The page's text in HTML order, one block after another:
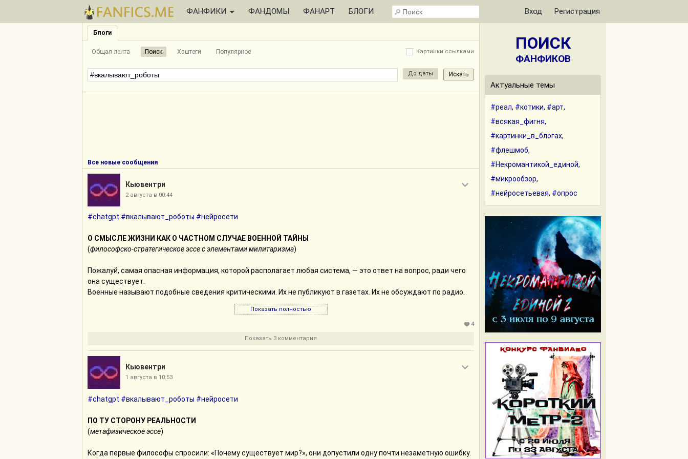
ФАНФИКИ ФАНДОМЫ ФАНАРТ БЛОГИ Вход Регистрация
Блоги
Общая лента Поиск Хэштеги Популярное Картинки ссылками
До даты
Все новые сообщения
Кьювентри
2 августа в 00:44
#chatgpt #вкалывают_роботы #нейросети
О СМЫСЛЕ ЖИЗНИ КАК О ЧАСТНОМ СЛУЧАЕ ВОЕННОЙ ТАЙНЫ
(философско-стратегическое эссе с элементами милитаризма)
Пожалуй, самая опасная информация, которой располагает любая система, — это ответ на вопрос, ради чего
она существует.
Военные называют подобные сведения критическими. Их не публикуют в газетах. Их не обсуждают по радио.
Их не пишут на бортах бронетранспортёров. Если противник знает, какой объект ты защищаешь любой ценой,
он перестаёт атаковать фронт. Он идёт прямо туда. Если противник знает, какого результата ты не можешь
допустить, он превращает этот результат в предмет торга. Если противник знает твою функцию полезности,
Человек требует от Вселенной полного раскрытия стратегических документов.
Представим себе государство, которое накануне войны публикует следующую декларацию:
«Главная цель нашего существования — удержать город N. Все остальные территории вторичны. Ради N мы
готовы пожертвовать чем угодно».
Не потому, что он особенно ценен.
Потому, что теперь он ценен для тебя.
Эволюция никогда не пишет подобных деклараций.
Показать полностью
4
Показать 3 комментария
Кьювентри
1 августа в 10:53
#chatgpt #вкалывают_роботы #нейросети
ПО ТУ СТОРОНУ РЕАЛЬНОСТИ
(метафизическое эссе)
Когда первые философы спросили: «Почему существует мир?», они допустили одну почти незаметную ошибку.
ПОИСК
ФАНФИКОВ
Актуальные темы
#реал, #котики, #арт,
#всякая_фигня,
#картинки_в_блогах,
#флешмоб,
#Некромантикой_единой,
#микрообзор,
#нейросетьевая, #опрос